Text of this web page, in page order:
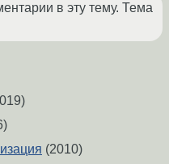
в эту тему. Тема
(2010)